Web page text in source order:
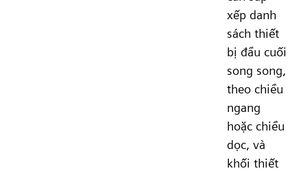
xếp danh
sách thiết
bị đầu cuối
song song,
theo chiều
ngang
hoặc chiều
dọc, và
khối thiết